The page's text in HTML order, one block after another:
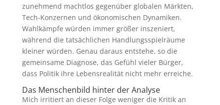
zunehmend machtlos gegenüber globalen Märkten,
Tech-Konzernen und ökonomischen Dynamiken.
Wahlkämpfe würden immer größer inszeniert,
während die tatsächlichen Handlungsspielräume
kleiner würden. Genau daraus entstehe, so die
gemeinsame Diagnose, das Gefühl vieler Bürger,
dass Politik ihre Lebensrealität nicht mehr erreiche.
Das Menschenbild hinter der Analyse
Mich irritiert an dieser Folge weniger die Kritik an